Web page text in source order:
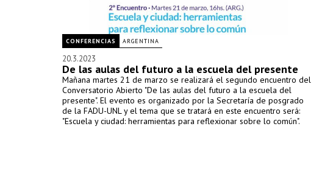
CONFERENCIAS ARGENTINA
20.3.2023
De las aulas del futuro a la escuela del presente
Mañana martes 21 de marzo se realizará el segundo encuentro del
Conversatorio Abierto "De las aulas del futuro a la escuela del
presente". El evento es organizado por la Secretaría de posgrado
de la FADU-UNL y el tema que se tratará en este encuentro será:
"Escuela y ciudad: herramientas para reflexionar sobre lo común".